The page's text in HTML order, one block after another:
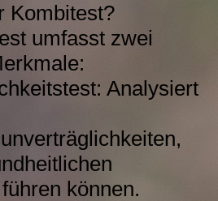
Kombitest?
umfasst zwei
Analysiert
können.